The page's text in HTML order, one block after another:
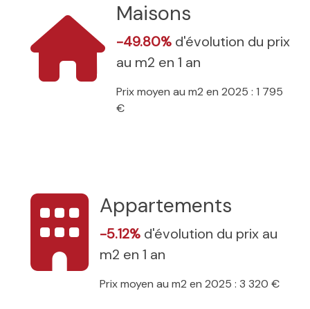
Maisons
-49.80% d'évolution du prix
au m2 en 1 an
Prix moyen au m2 en 2025 : 1 795
€
Appartements
-5.12% d'évolution du prix au
m2 en 1 an
Prix moyen au m2 en 2025 : 3 320 €